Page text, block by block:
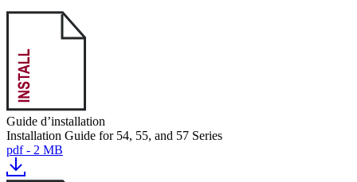
Guide d’installation
Installation Guide for 54, 55, and 57 Series
pdf - 2 MB